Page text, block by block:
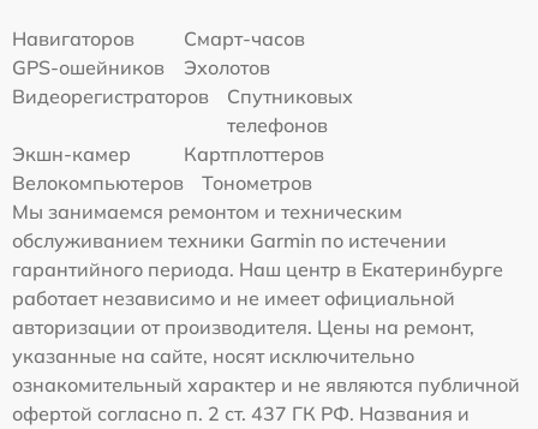
Навигаторов
Смарт-часов
GPS-ошейников
Эхолотов
Видеорегистраторов
Спутниковых
телефонов
Экшн-камер
Картплоттеров
Велокомпьютеров
Тонометров
Мы занимаемся ремонтом и техническим
обслуживанием техники Garmin по истечении
гарантийного периода. Наш центр в Екатеринбурге
работает независимо и не имеет официальной
авторизации от производителя. Цены на ремонт,
указанные на сайте, носят исключительно
ознакомительный характер и не являются публичной
офертой согласно п. 2 ст. 437 ГК РФ. Названия и